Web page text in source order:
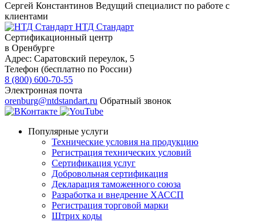
Сергей Константинов Ведущий специалист по работе с
клиентами
НТД Стандарт
Сертификационный центр
в Оренбурге
Адрес: Саратовский переулок, 5
Телефон (бесплатно по России)
8 (800) 600-70-55
Электронная почта
orenburg@ntdstandart.ru Обратный звонок
Популярные услуги
Технические условия на продукцию
Регистрация технических условий
Сертификация услуг
Добровольная сертификация
Декларация таможенного союза
Разработка и внедрение ХАССП
Регистрация торговой марки
Штрих коды